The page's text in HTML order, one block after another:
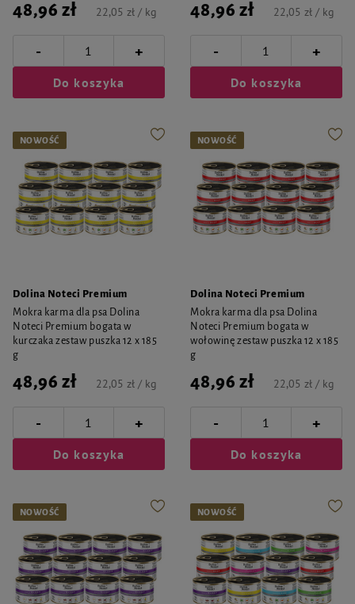
48,96 zł 22,05 zł / kg
- +
Do koszyka
48,96 zł 22,05 zł / kg
- +
Do koszyka
NOWOŚĆ
Dolina Noteci Premium
Mokra karma dla psa Dolina
Noteci Premium bogata w
kurczaka zestaw puszka 12 x 185
g
48,96 zł 22,05 zł / kg
- +
Do koszyka
NOWOŚĆ
Dolina Noteci Premium
Mokra karma dla psa Dolina
Noteci Premium bogata w
wołowinę zestaw puszka 12 x 185
g
48,96 zł 22,05 zł / kg
- +
Do koszyka
NOWOŚĆ NOWOŚĆ